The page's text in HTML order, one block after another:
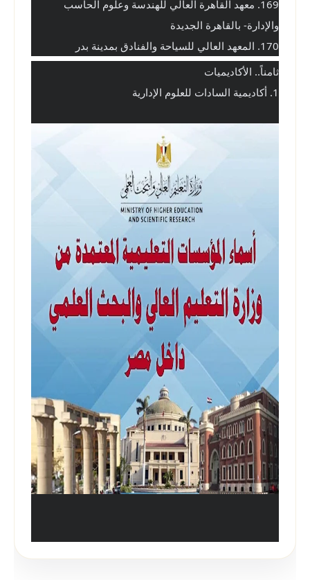
والإدارة- بالقاهرة الجديدة
170. المعهد العالي للسياحة والفنادق بمدينة بدر
ثامناً.. الأكاديميات
1. أكاديمية السادات للعلوم الإدارية